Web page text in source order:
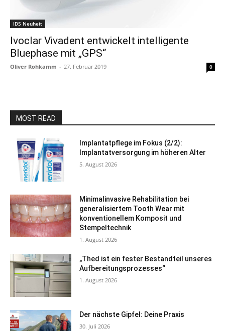
IDS Neuheit
Ivoclar Vivadent entwickelt intelligente
Bluephase mit „GPS“
Oliver Rohkamm - 27. Februar 2019 0
MOST READ
Implantatpflege im Fokus (2/2):
Implantatversorgung im höheren Alter
5. August 2026
Minimalinvasive Rehabilitation bei
generalisiertem Tooth Wear mit
konventionellem Komposit und
Stempeltechnik
1. August 2026
„Thed ist ein fester Bestandteil unseres
Aufbereitungsprozesses“
1. August 2026
Der nächste Gipfel: Deine Praxis
30. Juli 2026